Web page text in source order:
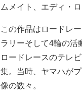
ムメイト、エディ・
この作品はロードレ
ラリーそして4輪の活
ロードレースのテレ
集。当時、ヤマハが
像の数々。